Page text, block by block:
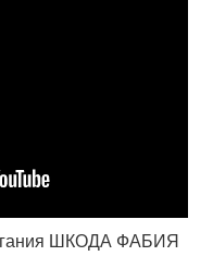
ШКОДА ФАБИЯ